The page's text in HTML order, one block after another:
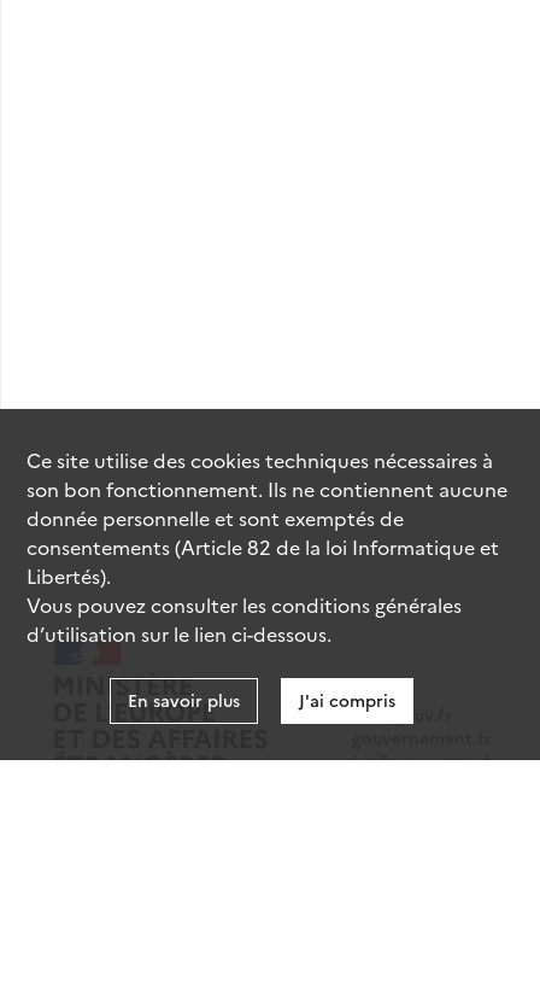
data.gouv.fr
legifrance.gouv.fr
Ce site utilise descookiestechniques nécessaires à
son bon fonctionnement. Ils ne contiennent aucune
donnée personnelle et sont exemptés de
consentements (Article 82 de la loi Informatique et
Libertés).
Vous pouvez consulter les conditions générales
d’utilisation sur le lien ci-dessous.
En savoir plus J'ai compris